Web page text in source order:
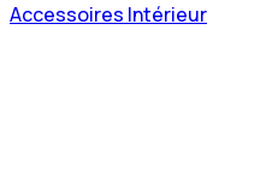
Accessoires Intérieur